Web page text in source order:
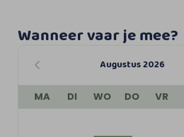
Wanneer vaar je mee?
Augustus 2026
MA DI WO DO VR